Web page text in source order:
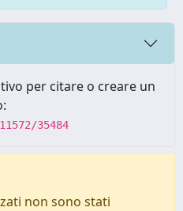
per citare o creare un
35484
non sono stati